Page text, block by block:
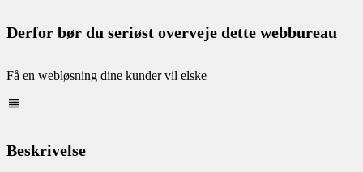
Derfor bør du seriøst overveje dette webbureau
Få en webløsning dine kunder vil elske
Beskrivelse